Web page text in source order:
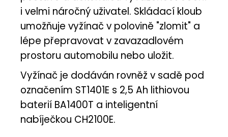
i velmi náročný uživatel. Skládací kloub
umožňuje vyžínač v polovině "zlomit" a
lépe přepravovat v zavazadlovém
prostoru automobilu nebo uložit.
Vyžínač je dodáván rovněž v sadě pod
označením ST1401E s 2,5 Ah lithiovou
baterií BA1400T a inteligentní
nabíječkou CH2100E.